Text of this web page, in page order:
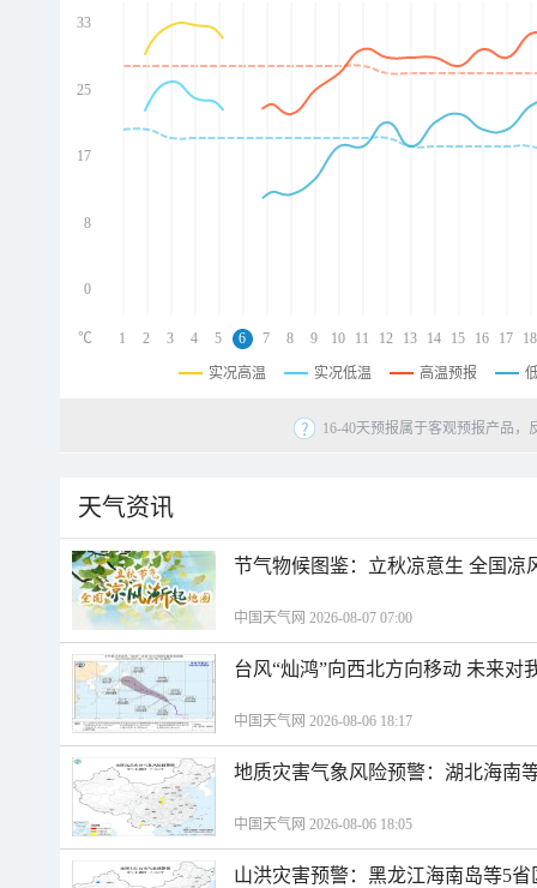
33
25
17
8
0
1 2 3 4 5 6 7 8 9 10 11 12 13 14 15 16 17 18
℃
实况高温 实况低温 高温预报
16-40天预报属于客观预报产品
天气资讯
节气物候图鉴：立秋凉意生 全国凉
中国天气网 2026-08-07 07:00
台风“灿鸿”向西北方向移动 未来对
中国天气网 2026-08-06 18:17
地质灾害气象风险预警：湖北海南
中国天气网 2026-08-06 18:05
山洪灾害预警：黑龙江海南岛等5